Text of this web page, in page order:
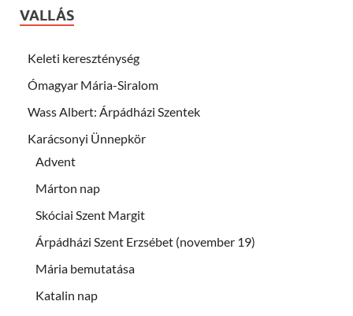
VALLÁS
Keleti kereszténység
Ómagyar Mária-Siralom
Wass Albert: Árpádházi Szentek
Karácsonyi Ünnepkör
Advent
Márton nap
Skóciai Szent Margit
Árpádházi Szent Erzsébet (november 19)
Mária bemutatása
Katalin nap